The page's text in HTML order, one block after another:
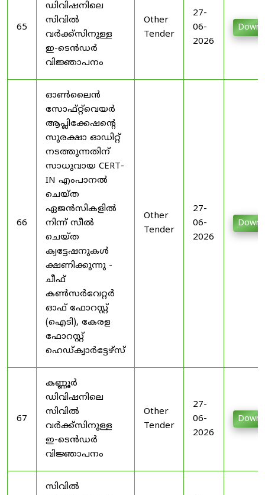
65
ഡിവിഷനിലെ
സിവിൽ
വർക്ക്സിനുള്ള
ഇ-ടെൻഡർ
വിജ്ഞാപനം
Other
Tender
27-
06-
2026
66
ഓൺലൈൻ
സോഫ്റ്റ്‌വെയർ
ആപ്ലിക്കേഷന്റെ
സുരക്ഷാ ഓഡിറ്റ്
നടത്തുന്നതിന്
സാധുവായ CERT-
IN എംപാനൽ
ചെയ്ത
ഏജൻസികളിൽ
നിന്ന് സീൽ
ചെയ്ത
ക്വട്ടേഷനുകൾ
ക്ഷണിക്കുന്നു -
ചീഫ്
കൺസർവേറ്റർ
ഓഫ് ഫോറസ്റ്റ്
(ഐടി), കേരള
ഫോറസ്റ്റ്
ഹെഡ്ക്വാർട്ടേഴ്സ്
Other
Tender
27-
06-
2026
67
കണ്ണൂർ
ഡിവിഷനിലെ
സിവിൽ
വർക്ക്സിനുള്ള
ഇ-ടെൻഡർ
വിജ്ഞാപനം
Other
Tender
27-
06-
2026
സിവിൽ